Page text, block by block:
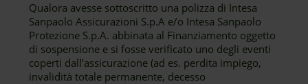
Qualora avesse sottoscritto una polizza di Intesa
Sanpaolo Assicurazioni S.p.A e/o Intesa Sanpaolo
Protezione S.p.A. abbinata al Finanziamento oggetto
di sospensione e si fosse verificato uno degli eventi
coperti dall’assicurazione (ad es. perdita impiego,
invalidità totale permanente, decesso